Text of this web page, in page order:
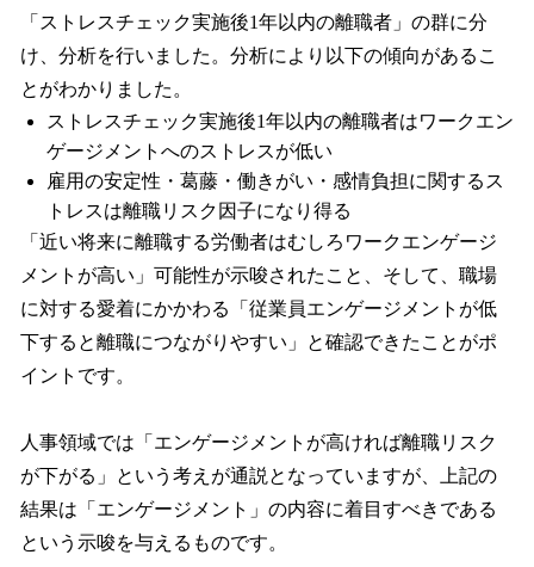
「ストレスチェック実施後1年以内の離職者」の群に分
け、分析を行いました。分析により以下の傾向があるこ
とがわかりました。
ストレスチェック実施後1年以内の離職者はワークエン
ゲージメントへのストレスが低い
雇用の安定性・葛藤・働きがい・感情負担に関するス
トレスは離職リスク因子になり得る
「近い将来に離職する労働者はむしろワークエンゲージ
メントが高い」可能性が示唆されたこと、そして、職場
に対する愛着にかかわる「従業員エンゲージメントが低
下すると離職につながりやすい」と確認できたことがポ
イントです。
人事領域では「エンゲージメントが高ければ離職リスク
が下がる」という考えが通説となっていますが、上記の
結果は「エンゲージメント」の内容に着目すべきである
という示唆を与えるものです。